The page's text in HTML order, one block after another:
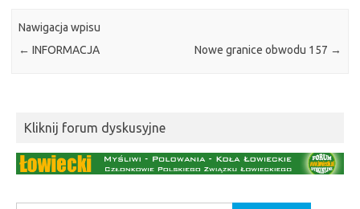
Nawigacja wpisu
← INFORMACJA Nowe granice obwodu 157 →
Kliknij forum dyskusyjne